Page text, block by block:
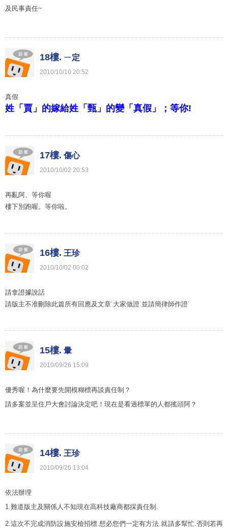
及民事責任~
18樓. ㄧ定
2010/10/10 20:52
真假
姓「賈」的嫁給姓「甄」的變「真假」；等你!
17樓. 傷心
2010/10/02 20:53
再亂阿、等你喔
樓下別跑喔。等你啦。
16樓. 王珍
2010/10/02 00:02
請拿證據說話
請版主不准刪除此篇所有回應及文章˙大家做證˙並請簡律師作證˙
15樓. 暈
2010/09/26 15:09
優秀喔！為什麼要先開模糊標再談責任制？
請多案並呈住戶大會討論決定吧！現在是看過標單的人都搖頭阿？
14樓. 王珍
2010/09/26 13:04
依法辦理
1.難道版主及關係人不知現在高科技廠商都採責任制.
2.這次不完成消防設施安檢招標.想必您們一定有方法.就請多幫忙.否則若再